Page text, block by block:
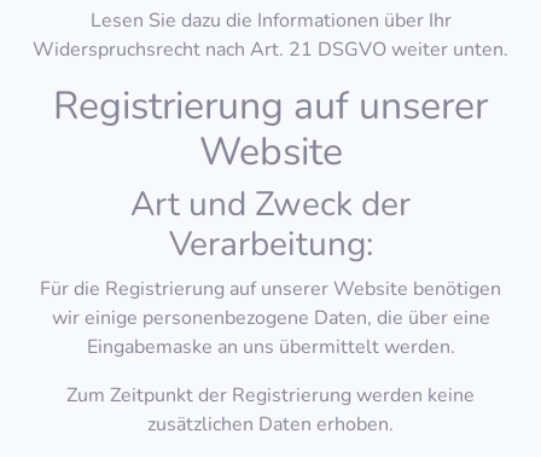
Lesen Sie dazu die Informationen über Ihr
Widerspruchsrecht nach Art. 21 DSGVO weiter unten.
Registrierung auf unserer
Website
Art und Zweck der
Verarbeitung:
Für die Registrierung auf unserer Website benötigen
wir einige personenbezogene Daten, die über eine
Eingabemaske an uns übermittelt werden.
Zum Zeitpunkt der Registrierung werden keine
zusätzlichen Daten erhoben.